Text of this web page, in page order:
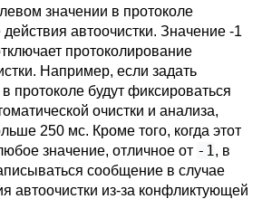
значении в протоколе
автоочистки. Значение -1
протоколирование
Например, если задать
в протоколе будут фиксироваться
очистки и анализа,
250 мс. Кроме того, когда этот
значение, отличное от -1, в
сообщение в случае
автоочистки из-за конфликтующей